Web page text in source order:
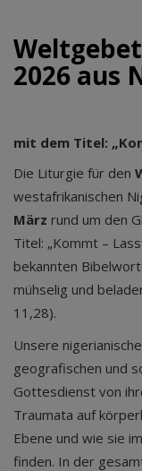
2026 aus
mit dem Titel:
Die Liturgie für den
westafrikanischen
März rund um den
Titel: „Kommt –
bekannten
mühselig und
11,28).
Unsere
geografischen und
Gottesdienst von
Traumata auf
Ebene und wie sie
finden. In der